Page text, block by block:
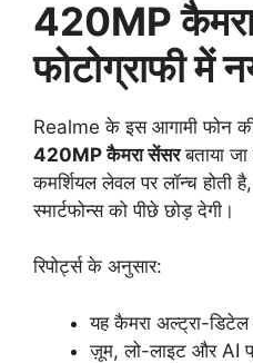
420MP
फोटोग्राफी में
Realme के इस आगामी फोन
420MP कैमरा सेंसरबताया
कमर्शियल लेवल पर लॉन्च होती
स्मार्टफोन्स को पीछे छोड़ देगी।
रिपोर्ट्स के अनुसार:
यह कैमरा अल्ट्रा-
ज़ूम, लो-लाइट और AI